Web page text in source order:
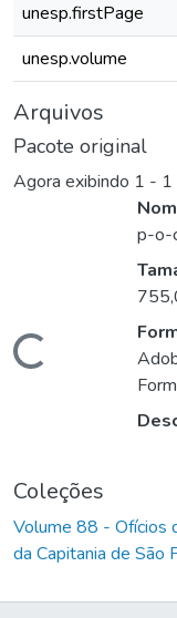
unesp.firstPage
unesp.volume
Arquivos
Pacote original
Agora exibindo 1 - 1
Carregando...
p-o-
Coleções
Volume 88 - Ofícios
da Capitania de